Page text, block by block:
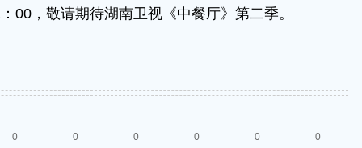
00，敬请期待湖南卫视《中餐厅》第二季。
0 0 0 0 0 0